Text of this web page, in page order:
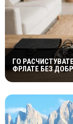
ГО
ФРЛАТЕ БЕЗ